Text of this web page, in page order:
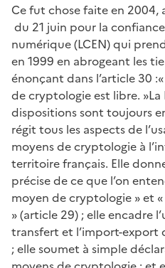
Ce fut chose faite en 2004,
(Ouvre une nouvelle fenêtre)
du 21 juin pour la
numérique (LCEN) qui
en 1999 en abrogeant les
énonçant dans l’article 30
de cryptologie est libre. »La
dispositions sont toujours
régit tous les aspects de
moyens de cryptologie à
territoire français. Elle
précise de ce que l’on
moyen de cryptologie » et
» (article 29) ; elle encadre
transfert et l’import-export
; elle soumet à simple